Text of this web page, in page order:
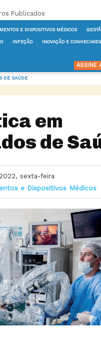
Publicados
E DISPOSITIVOS MÉDICOS
INFEÇÃO INOVAÇÃO E
ASSINE
EQUIPAMENTOS E DISPOSITIVOS
DE SAÚDE
em
de
sexta-feira
e Dispositivos Médicos